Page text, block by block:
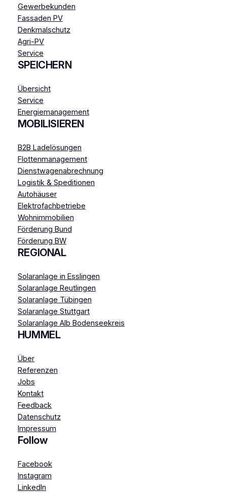
Gewerbekunden
Fassaden PV
Denkmalschutz
Agri-PV
Service
SPEICHERN
Übersicht
Service
Energiemanagement
MOBILISIEREN
B2B Ladelösungen
Flottenmanagement
Dienstwagenabrechnung
Logistik & Speditionen
Autohäuser
Elektrofachbetriebe
Wohnimmobilien
Förderung Bund
Förderung BW
REGIONAL
Solaranlage in Esslingen
Solaranlage Reutlingen
Solaranlage Tübingen
Solaranlage Stuttgart
Solaranlage Alb Bodenseekreis
HUMMEL
Über
Referenzen
Jobs
Kontakt
Feedback
Datenschutz
Impressum
Follow
Facebook
Instagram
LinkedIn